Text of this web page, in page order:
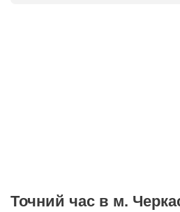
Точний час в м.